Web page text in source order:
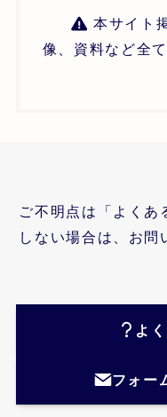
本サイト
像、資料など全
ご不明点は「よくあ
しない場合は、お問
よ
フォー